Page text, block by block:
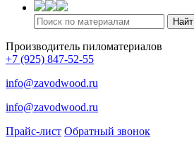
Производитель пиломатериалов
+7 (925) 847-52-55
info@zavodwood.ru
info@zavodwood.ru
Прайс-лист Обратный звонок